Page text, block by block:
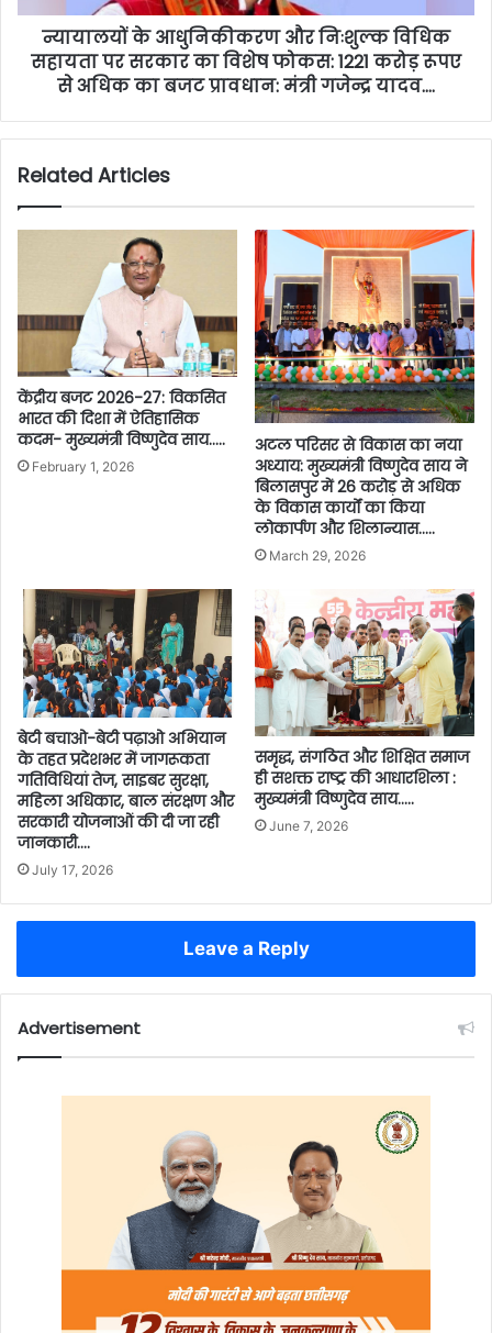
न्यायालयों के आधुनिकीकरण और निःशुल्क विधिक
सहायता पर सरकार का विशेष फोकस: 1221 करोड़ रूपए
से अधिक का बजट प्रावधान: मंत्री गजेन्द्र यादव….
Related Articles
केंद्रीय बजट 2026-27: विकसित
भारत की दिशा में ऐतिहासिक
कदम- मुख्यमंत्री विष्णुदेव साय…..
February 1, 2026
अटल परिसर से विकास का नया
अध्याय: मुख्यमंत्री विष्णुदेव साय ने
बिलासपुर में 26 करोड़ से अधिक
के विकास कार्यों का किया
लोकार्पण और शिलान्यास…..
March 29, 2026
बेटी बचाओ-बेटी पढ़ाओ अभियान
के तहत प्रदेशभर में जागरूकता
गतिविधियां तेज, साइबर सुरक्षा,
महिला अधिकार, बाल संरक्षण और
सरकारी योजनाओं की दी जा रही
जानकारी….
July 17, 2026
समृद्ध, संगठित और शिक्षित समाज
ही सशक्त राष्ट्र की आधारशिला :
मुख्यमंत्री विष्णुदेव साय…..
June 7, 2026
Leave a Reply
Advertisement